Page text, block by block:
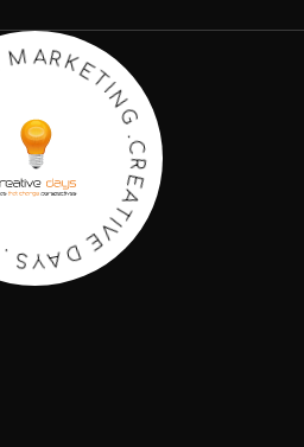
C
R
E
A
T
I
V
E
D
A
Y
S
.
W
ARKETING
.